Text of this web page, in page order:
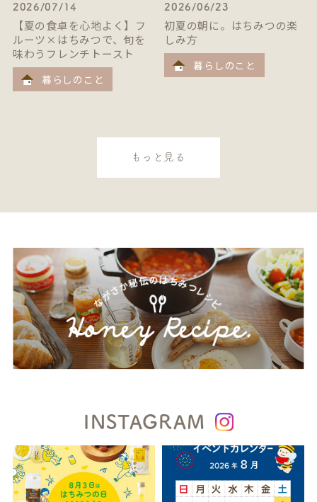
2026/07/14
【夏の食卓を心地よく】フ
ルーツ×はちみつで、旬を
味わうフレンチトースト
暮らしのこと
2026/06/23
初夏の朝に。はちみつの楽
しみ方
暮らしのこと
もっと見る
INSTAGRAM